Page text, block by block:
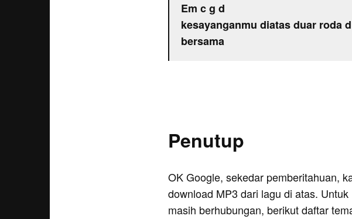
Em c g d
kesayanganmu diatas duar roda
bersama
Penutup
OK Google, sekedar pemberitahuan,
download MP3 dari lagu di atas.
masih berhubungan, berikut daftar